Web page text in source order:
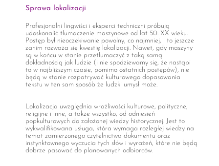
Sprawa lokalizacji
Profesjonalni lingwiści i eksperci techniczni próbują
udoskonalić tłumaczenie maszynowe od lat 50. XX wieku.
Postęp był nieoczekiwanie powolny, co najmniej, i to jeszcze
zanim rozważa się kwestię lokalizacji. Nawet, gdy maszyny
są w końcu w stanie przetłumaczyć z taką samą
dokładnością jak ludzie (i nie spodziewamy się, że nastąpi
to w najbliższym czasie, pomimo ostatnich postępów), nie
będą w stanie rozpatrywać kulturowego dopasowania
tekstu w ten sam sposób że ludzki umysł może.
Lokalizacja uwzględnia wrażliwości kulturowe, polityczne,
religijne i inne, a także wszystko, od odniesień
popkulturowych do założonej wiedzy historycznej. Jest to
wykwalifikowana usługa, która wymaga rozległej wiedzy na
temat zamierzonego czytelnictwa dokumentu oraz
instynktownego wyczucia tych słów i wyrażeń, które nie będą
dobrze pasować do planowanych odbiorców.